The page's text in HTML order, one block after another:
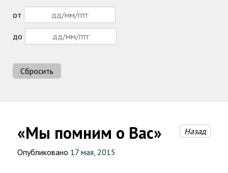
«Мы помним о Вас» Назад
Опубликовано 17 мая, 2015
от
до
Сбросить